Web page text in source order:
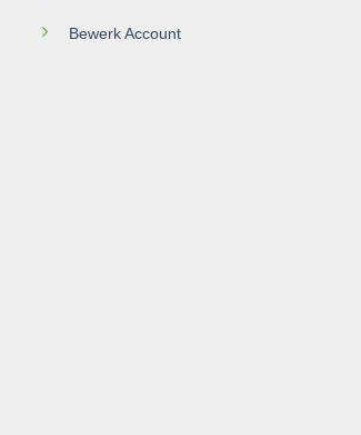
Bewerk Account